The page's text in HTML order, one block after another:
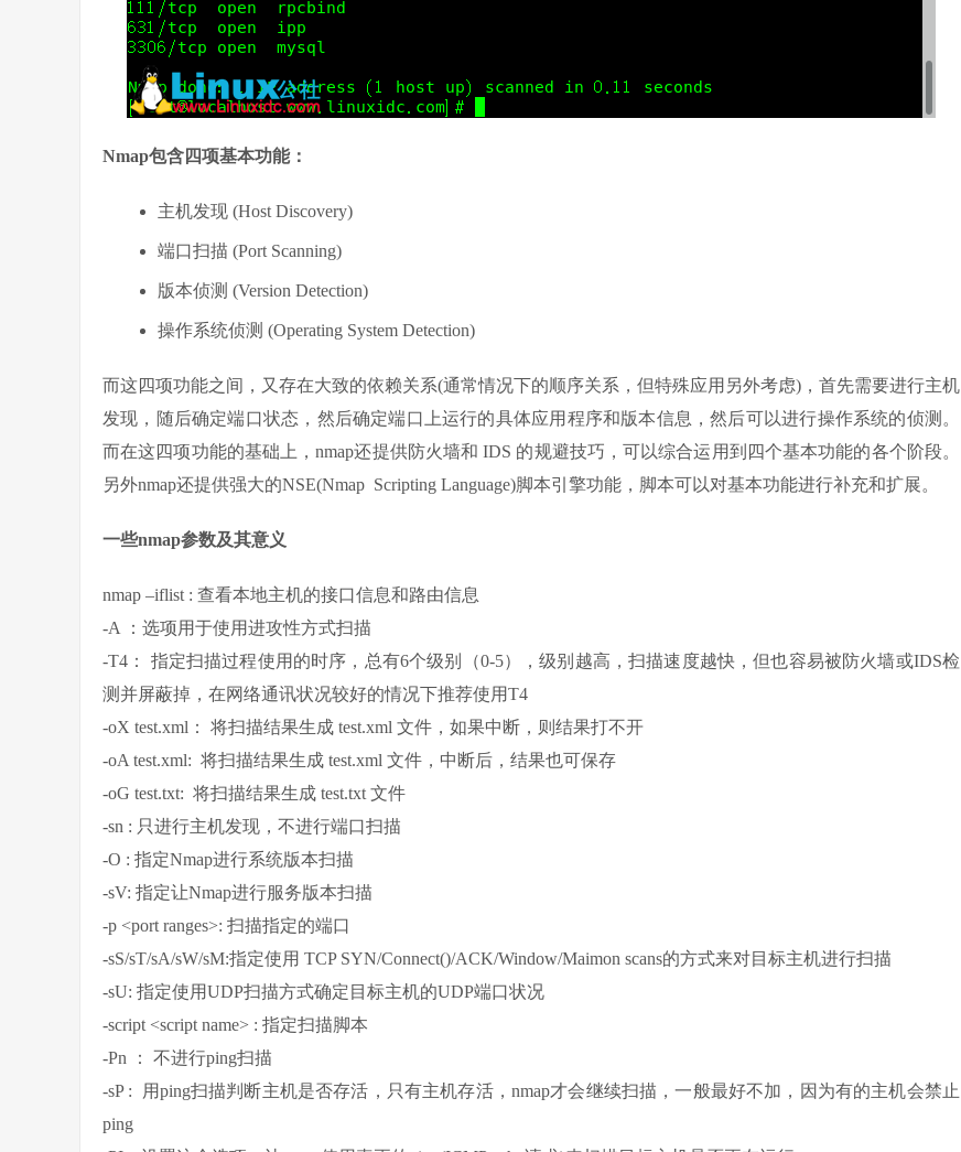
Nmap包含四项基本功能：
主机发现 (Host Discovery)
端口扫描 (Port Scanning)
版本侦测 (Version Detection)
操作系统侦测 (Operating System Detection)
而这四项功能之间，又存在大致的依赖关系(通常情况下的顺序关系，但特殊应用另外考虑)，首先需要进行主机
发现，随后确定端口状态，然后确定端口上运行的具体应用程序和版本信息，然后可以进行操作系统的侦测。
而在这四项功能的基础上，nmap还提供防火墙和 IDS 的规避技巧，可以综合运用到四个基本功能的各个阶段。
另外nmap还提供强大的NSE(Nmap Scripting Language)脚本引擎功能，脚本可以对基本功能进行补充和扩展。
一些nmap参数及其意义
nmap –iflist : 查看本地主机的接口信息和路由信息
-A ：选项用于使用进攻性方式扫描
-T4： 指定扫描过程使用的时序，总有6个级别（0-5），级别越高，扫描速度越快，但也容易被防火墙或IDS检
测并屏蔽掉，在网络通讯状况较好的情况下推荐使用T4
-oX test.xml： 将扫描结果生成 test.xml 文件，如果中断，则结果打不开
-oA test.xml: 将扫描结果生成 test.xml 文件，中断后，结果也可保存
-oG test.txt: 将扫描结果生成 test.txt 文件
-sn : 只进行主机发现，不进行端口扫描
-O : 指定Nmap进行系统版本扫描
-sV: 指定让Nmap进行服务版本扫描
-p <port ranges>: 扫描指定的端口
-sS/sT/sA/sW/sM:指定使用 TCP SYN/Connect()/ACK/Window/Maimon scans的方式来对目标主机进行扫描
-sU: 指定使用UDP扫描方式确定目标主机的UDP端口状况
-script <script name> : 指定扫描脚本
-Pn ： 不进行ping扫描
-sP : 用ping扫描判断主机是否存活，只有主机存活，nmap才会继续扫描，一般最好不加，因为有的主机会禁止
ping